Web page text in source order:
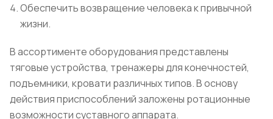
Обеспечить возвращение человека к привычной
жизни.
В ассортименте оборудования представлены
тяговые устройства, тренажеры для конечностей,
подъемники, кровати различных типов. В основу
действия приспособлений заложены ротационные
возможности суставного аппарата.